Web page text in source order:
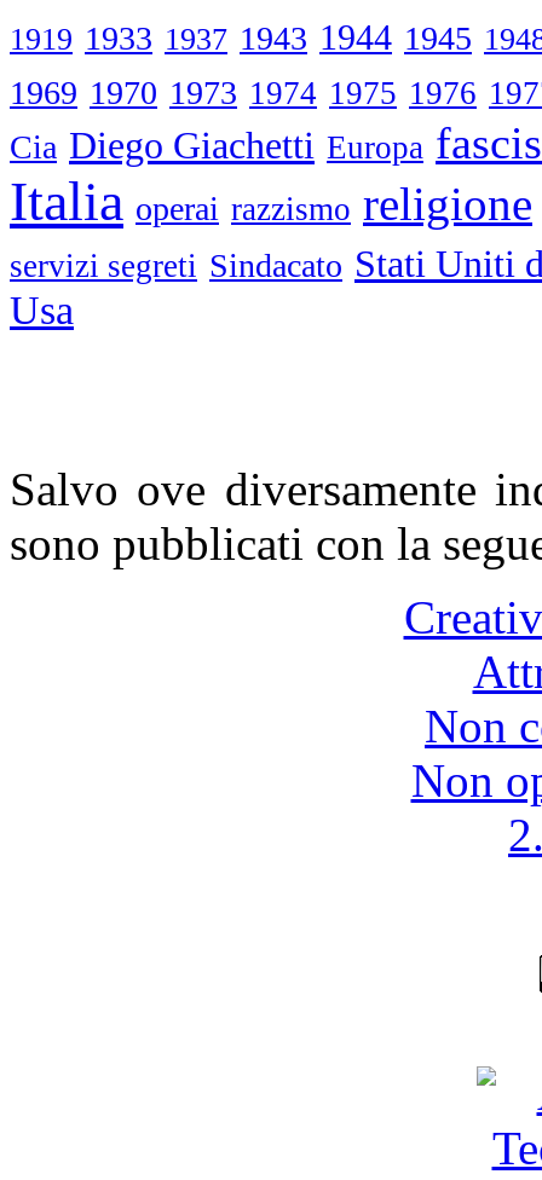
1919 1933 1937 1943 1944 1945
1969 1970 1973 1974 1975 1976
Cia Diego Giachetti Europa
Italia operai razzismo religione
servizi segreti Sindacato Stati Uniti
Usa
Salvo ove diversamente
sono pubblicati con la
Non
Non